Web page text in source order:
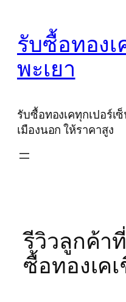
content
รับซื้อทองเ
พะเยา
รับซื้อทองเคทุกเปอร์เ
เมืองนอก ให้ราคาสูง
รีวิวลูกค้า
ซื้อทองเค